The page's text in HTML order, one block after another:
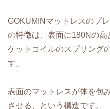
GOKUMINマットレスのプ
の特徴は、表面に180Nの
ケットコイルのスプリング
す。
表面のマットレスが体を包
させる、という構造です。